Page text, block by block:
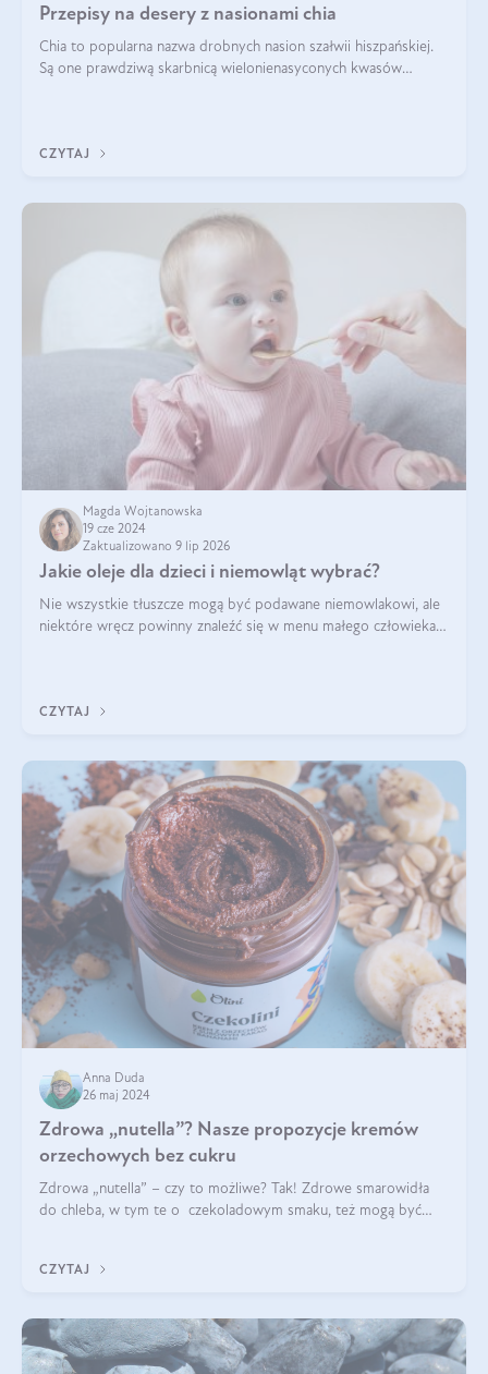
Przepisy na desery z nasionami chia
Chia to popularna nazwa drobnych nasion szałwii hiszpańskiej.
Są one prawdziwą skarbnicą wielonienasyconych kwasów
CZYTAJ
Magda Wojtanowska
19 cze 2024
Zaktualizowano 9 lip 2026
Jakie oleje dla dzieci i niemowląt wybrać?
Nie wszystkie tłuszcze mogą być podawane niemowlakowi, ale
niektóre wręcz powinny znaleźć się w menu małego człowieka.
CZYTAJ
Anna Duda
26 maj 2024
Zdrowa „nutella”? Nasze propozycje kremów
orzechowych bez cukru
Zdrowa „nutella” – czy to możliwe? Tak! Zdrowe smarowidła
do chleba, w tym te o czekoladowym smaku, też mogą być
CZYTAJ